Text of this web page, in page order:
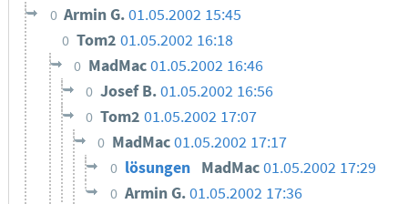
0 Armin G.01.05.2002 15:45
0 Tom2 01.05.2002 16:18
0 MadMac01.05.2002 16:46
0 Josef B.01.05.2002 16:56
0 Tom201.05.2002 17:07
0 MadMac01.05.2002 17:17
0 lösungen MadMac01.05.2002 17:29
0 Armin G.01.05.2002 17:36